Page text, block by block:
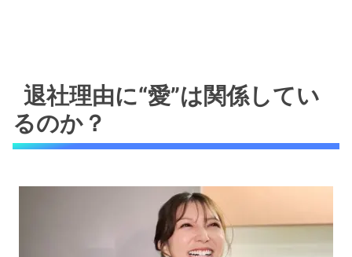
退社理由に“愛”は関係してい
るのか？